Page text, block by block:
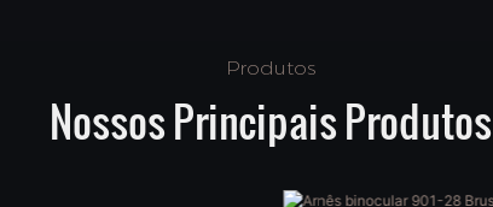
Produtos
Nossos Principais Produtos